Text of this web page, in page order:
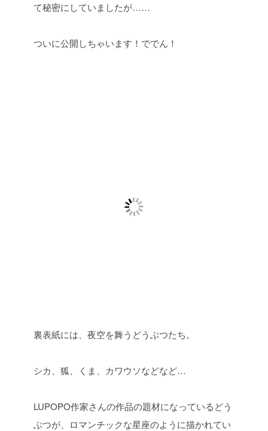
て秘密にしていましたが……
ついに公開しちゃいます！ででん！
裏表紙には、夜空を舞うどうぶつたち。
シカ、狐、くま、カワウソなどなど…
LUPOPO作家さんの作品の題材になっているどう
ぶつが、ロマンチックな星座のように描かれてい